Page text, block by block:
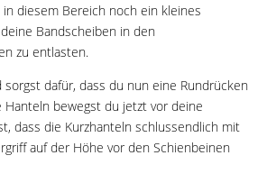
diesem Bereich noch ein kleines
Bandscheiben in den
zu entlasten.
dafür, dass du nun eine Rundrücken
Hanteln bewegst du jetzt vor deine
dass die Kurzhanteln schlussendlich mit
auf der Höhe vor den Schienbeinen